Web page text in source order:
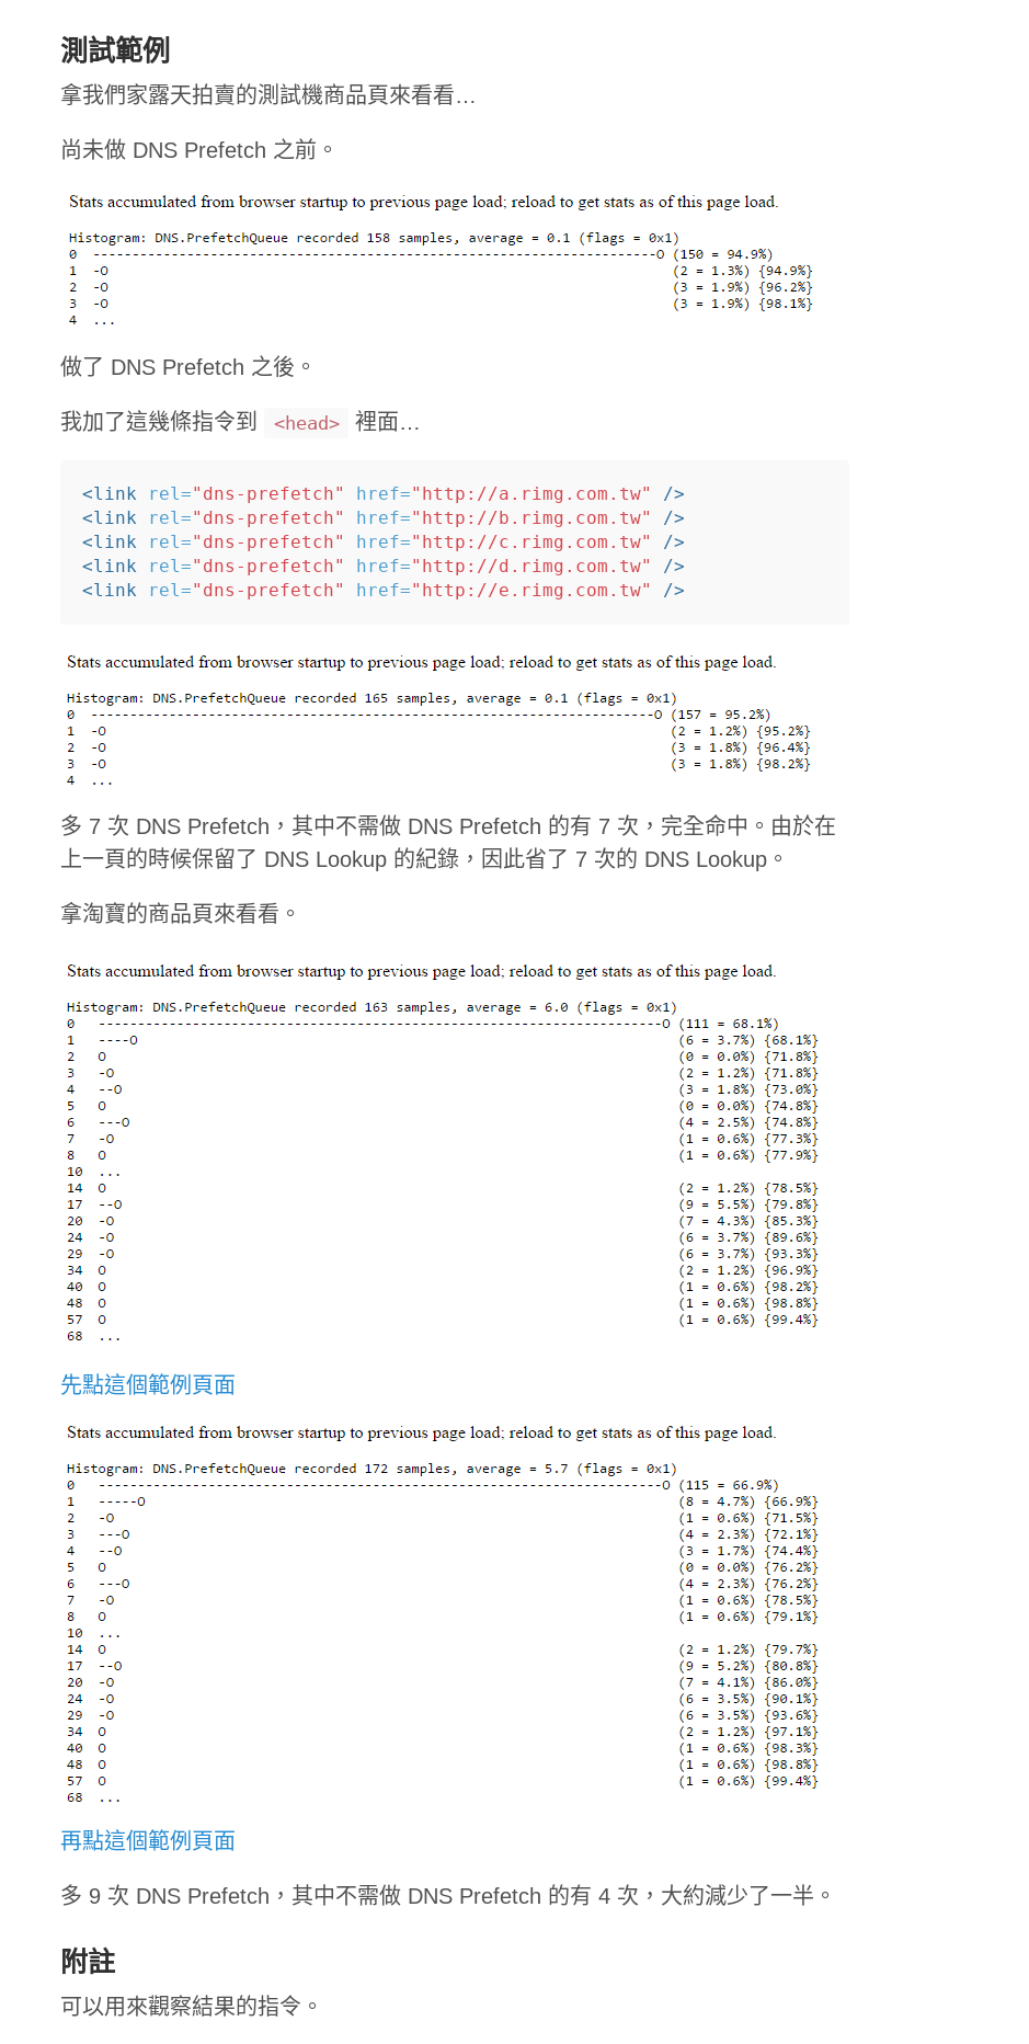
測試範例
拿我們家露天拍賣的測試機商品頁來看看…
尚未做 DNS Prefetch 之前。
做了 DNS Prefetch 之後。
我加了這幾條指令到 <head> 裡面…
<link rel="dns-prefetch" href="http://a.rimg.com.tw"
/>
<link
rel="dns-prefetch" href="http://b.rimg.com.tw"
/>
<link
rel="dns-prefetch" href="http://c.rimg.com.tw"
/>
<link
rel="dns-prefetch" href="http://d.rimg.com.tw"
/>
<link
rel="dns-prefetch" href="http://e.rimg.com.tw" />
多 7 次 DNS Prefetch，其中不需做 DNS Prefetch 的有 7 次，完全命中。由於在
上一頁的時候保留了 DNS Lookup 的紀錄，因此省了 7 次的 DNS Lookup。
拿淘寶的商品頁來看看。
先點這個範例頁面
再點這個範例頁面
多 9 次 DNS Prefetch，其中不需做 DNS Prefetch 的有 4 次，大約減少了一半。
附註
可以用來觀察結果的指令。